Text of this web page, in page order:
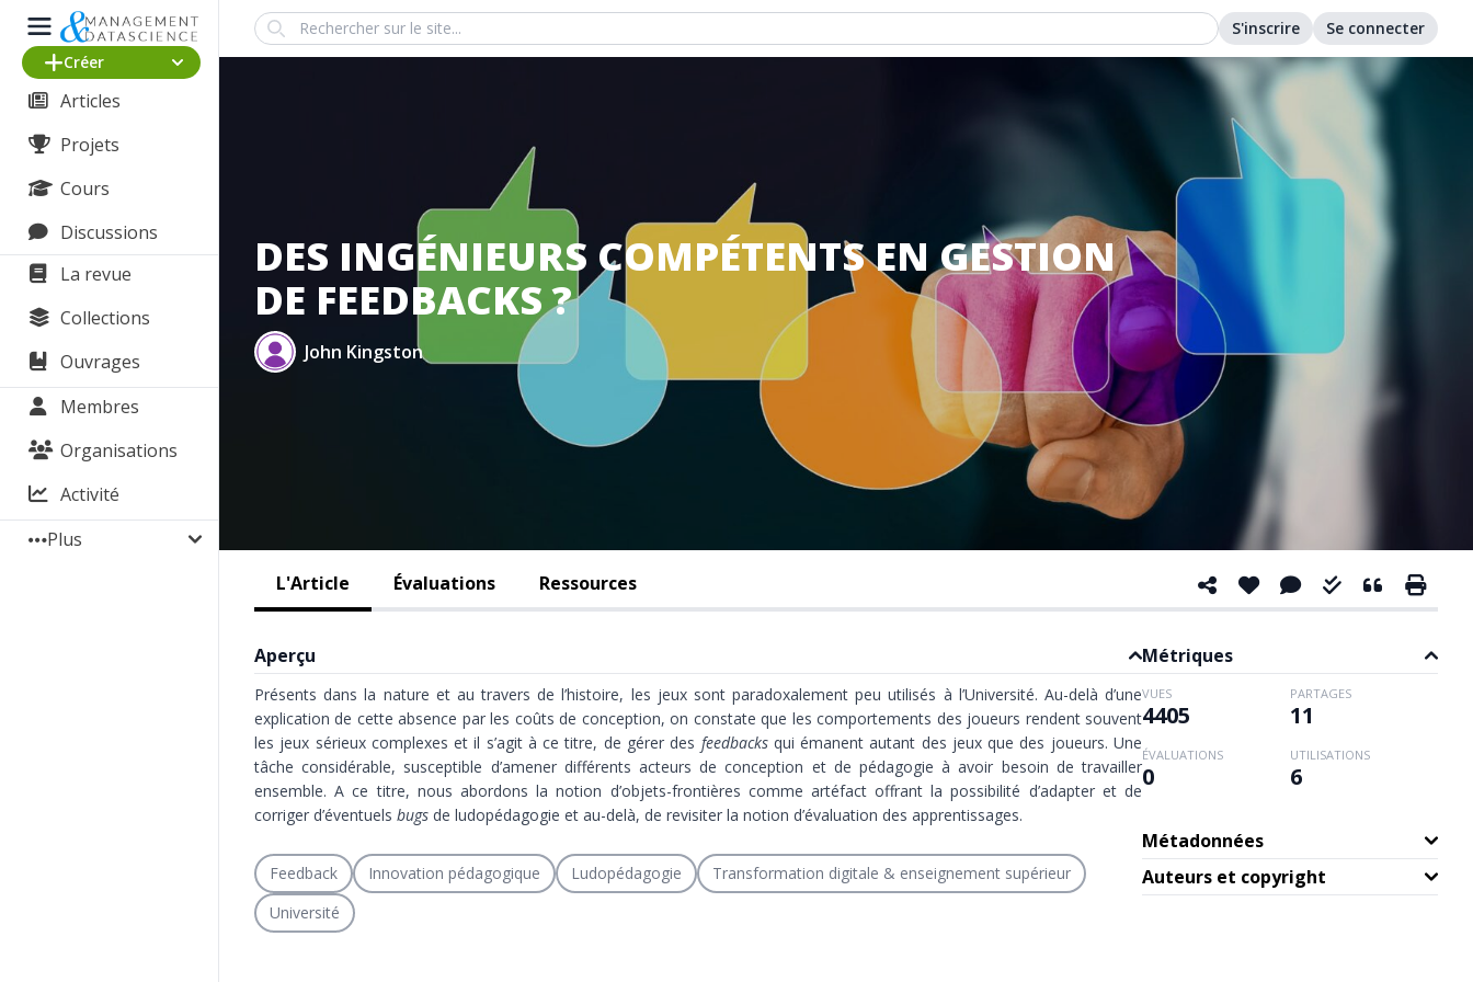
Créer
Articles
Projets
Cours
Discussions
La revue
Collections
Ouvrages
Membres
Organisations
Activité
Plus
Search S'inscrire Se connecter
DES INGÉNIEURS COMPÉTENTS EN GESTION
DE FEEDBACKS ?
John Kingston
L'Article Évaluations Ressources
Aperçu
Présents dans la nature et au travers de l’histoire, les jeux sont paradoxalement peu utilisés à l’Université. Au-delà d’une
explication de cette absence par les coûts de conception, on constate que les comportements des joueurs rendent souvent
les jeux sérieux complexes et il s’agit à ce titre, de gérer des feedbacksqui émanent autant des jeux que des joueurs. Une
tâche considérable, susceptible d’amener différents acteurs de conception et de pédagogie à avoir besoin de travailler
ensemble. A ce titre, nous abordons la notion d’objets-frontières comme artéfact offrant la possibilité d’adapter et de
corriger d’éventuels bugs de ludopédagogie et au-delà, de revisiter la notion d’évaluation des apprentissages.
Feedback Innovation pédagogique Ludopédagogie
Transformation digitale & enseignement supérieur
Université
Métriques
VUES
4405
PARTAGES
11
ÉVALUATIONS
0
UTILISATIONS
6
Métadonnées
Auteurs et copyright